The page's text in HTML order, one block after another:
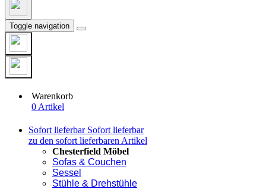
Toggle navigation
Warenkorb
0 Artikel
Sofort lieferbar Sofort lieferbar
zu den sofort lieferbaren Artikel
Chesterfield Möbel
Sofas & Couchen
Sessel
Stühle & Drehstühle